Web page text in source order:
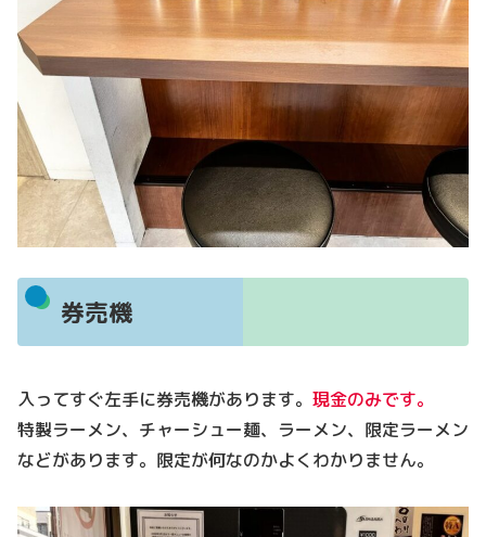
券売機
入ってすぐ左手に券売機があります。 現金のみです。
特製ラーメン、チャーシュー麺、ラーメン、限定ラーメン
などがあります。限定が何なのかよくわかりません。